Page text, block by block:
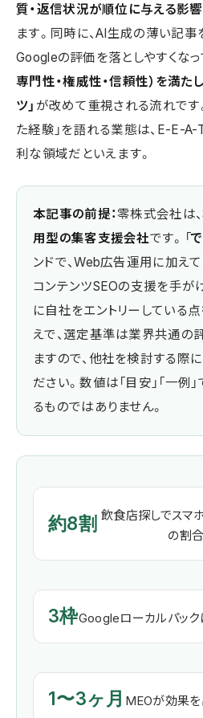
質・返信状況が順位に与える影響
ます。同時に、AI生成の薄い記事
Googleの評価を落としやすくなっ
専門性・権威性・信頼性）を満た
ツ」 が改めて重視される流れです
た経験」を語れる業態は、E-E-
利な領域だといえます。
本記事の前提：零株式会社は
用型の集客支援会社です。「
ンドで、Web広告運用に加え
コンテンツSEOの支援を手が
に自社をエントリーしている
えで、選定基準は業界共通の
ますので、他社を検討する際
ださい。数値は「目安」「一例
るものではありません。
約8割 飲食店探しでスマ
の割合
3枠Googleローカルパッ
1〜3ヶ月 MEOが効果